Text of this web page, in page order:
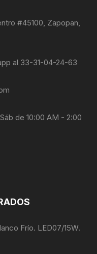
#45100, Zapopan,
al 33-31-04-24-63
de 10:00 AM - 2:00
Frío. LED07/15W.